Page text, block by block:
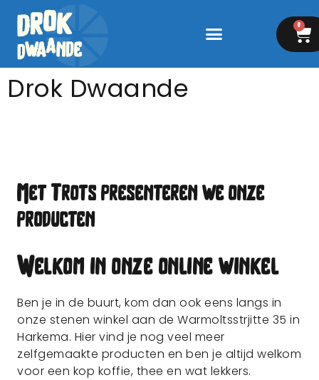
0
Drok Dwaande
Met Trots presenteren we onze
producten
Welkom in onze online winkel
Ben je in de buurt, kom dan ook eens langs in
onze stenen winkel aan de Warmoltsstrjitte 35 in
Harkema. Hier vind je nog veel meer
zelfgemaakte producten en ben je altijd welkom
voor een kop koffie, thee en wat lekkers.